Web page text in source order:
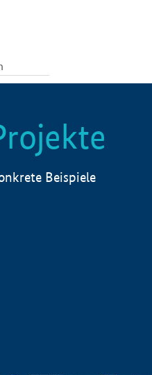
Beispiele